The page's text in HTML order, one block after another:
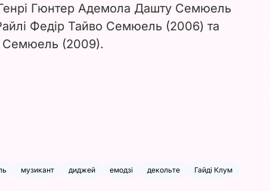
Гюнтер Адемола Дашту Семюель
Федір Тайво Семюель (2006) та
Семюель (2009).
музикант диджей емодзі декольте
Гайді Клум